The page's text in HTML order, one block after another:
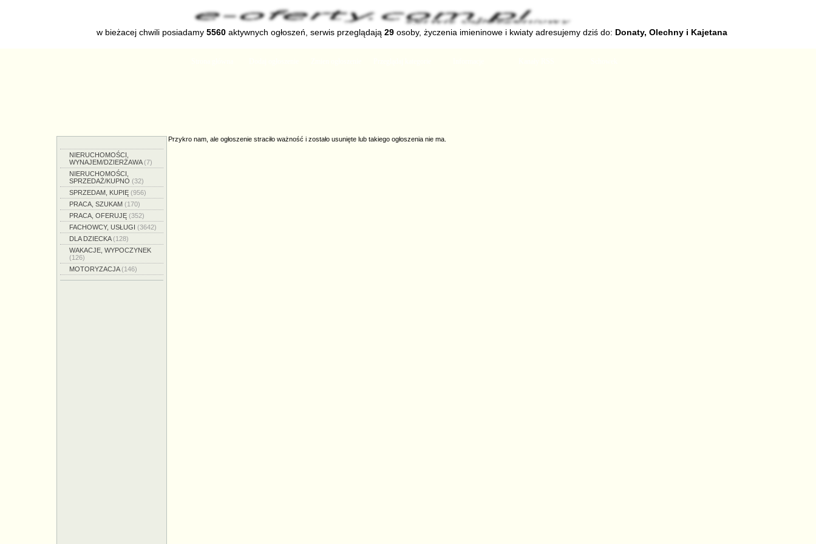
w bieżacej chwili posiadamy 5560aktywnych ogłoszeń, serwis przeglądają 29osoby, życzenia imieninowe i kwiaty adresujemy dziś do: Donaty, Olechny i Kajetana
NIERUCHOMOŚCI,
WYNAJEM/DZIERŻAWA(7)
NIERUCHOMOŚCI,
SPRZEDAŻ/KUPNO (32)
SPRZEDAM, KUPIĘ (956)
PRACA, SZUKAM (170)
PRACA, OFERUJĘ (352)
FACHOWCY, USŁUGI (3642)
DLA DZIECKA(128)
WAKACJE, WYPOCZYNEK
(126)
MOTORYZACJA(146)
Przykro nam, ale ogłoszenie straciło ważność i zostało usunięte lub takiego ogłoszenia nie ma.